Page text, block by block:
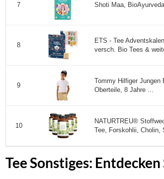
7 Shoti Maa,
8
ETS - Tee
versch. Bio Tees &
9
Tommy Hilfiger Jungen
Oberteile, 8 Jahre ...
10
NATURTREU®
Tee, Forskohlii, Cholin,
Tee Sonstiges: